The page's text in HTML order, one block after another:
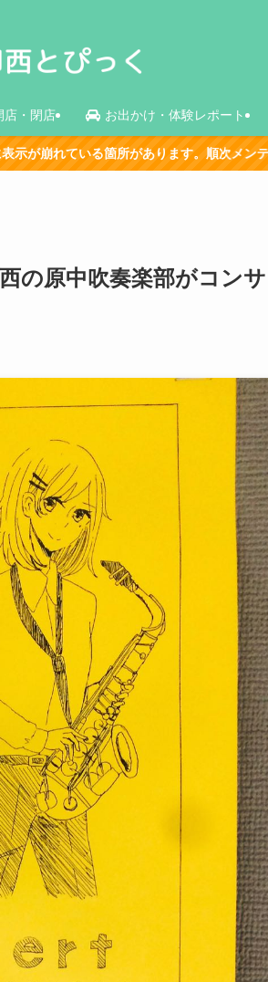
店・閉店 お出かけ・体験レポート
ます。順次メンテナンス中です。
の原中吹奏楽部がコンサ